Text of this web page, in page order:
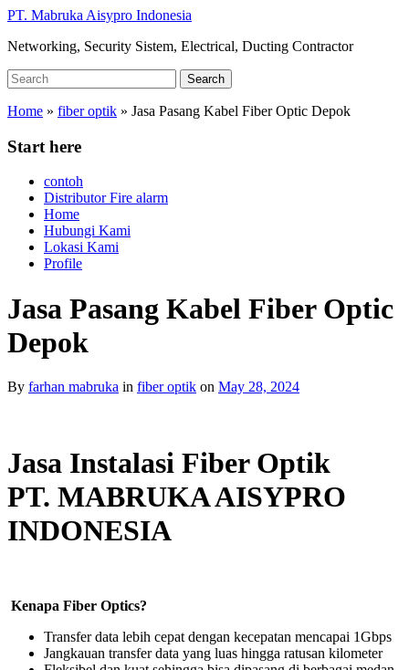
Skip
main
PT. Mabruka Aisypro Indonesia
Networking, Security Sistem, Electrical, Ducting Contractor
Search
for:
Search
Home » fiber optik » Jasa Pasang Kabel Fiber Optic Depok
Start here
contoh
Distributor Fire alarm
Home
Hubungi Kami
Lokasi Kami
Profile
Jasa Pasang Kabel Fiber Optic
Depok
By farhan mabruka in fiber optik on May 28, 2024
Jasa Instalasi Fiber Optik
PT. MABRUKA AISYPRO
INDONESIA
Kenapa Fiber Optics?
Transfer data lebih cepat dengan kecepatan mencapai 1Gbps
Jangkauan transfer data yang luas hingga ratusan kilometer